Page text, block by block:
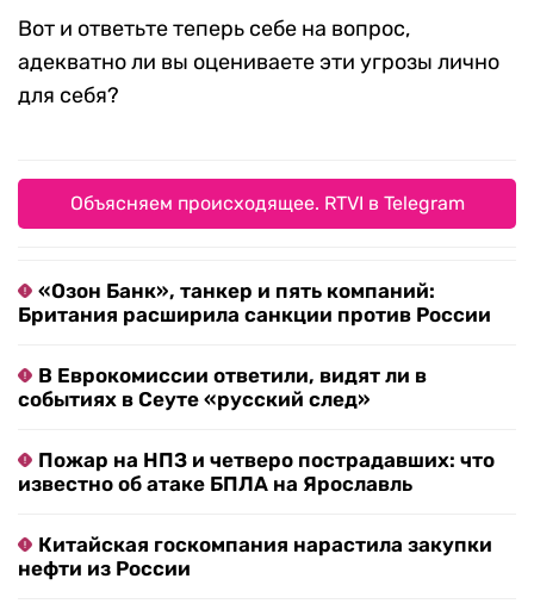
Вот и ответьте теперь себе на вопрос,
адекватно ли вы оцениваете эти угрозы лично
для себя?
Объясняем происходящее. RTVI в Telegram
«Озон Банк», танкер и пять компаний:
Британия расширила санкции против России
В Еврокомиссии ответили, видят ли в
событиях в Сеуте «русский след»
Пожар на НПЗ и четверо пострадавших: что
известно об атаке БПЛА на Ярославль
Китайская госкомпания нарастила закупки
нефти из России